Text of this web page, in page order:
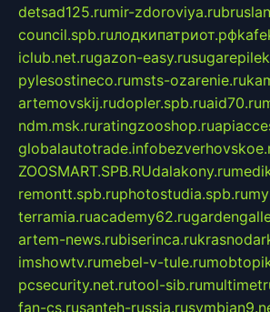
detsad125.rumir-zdoroviya.ru
council.spb.ruлодкипатриот.рф
iclub.net.rugazon-easy.ru
pylesostineco.rumsts-ozarenie.ru
artemovskij.rudopler.spb.ruaid70.ru
ndm.msk.ruratingzooshop.ru
globalautotrade.info
ZOOSMART.SPB.RUdalakony.ru
remontt.spb.ruphotostudia.spb.ru
terramia.ruacademy62.ru
artem-news.rubiserinca.ru
imshowtv.rumebel-v-tule.ru
pcsecurity.net.rutool-sib.ru
fan-cs.rusanteh-russia.ru